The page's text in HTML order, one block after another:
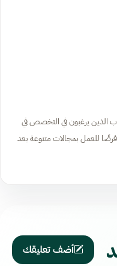
الذين يرغبون في التخصص في
للعمل بمجالات متنوعة بعد
أضف تعليقك